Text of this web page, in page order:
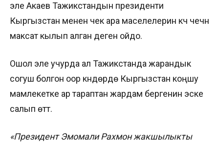
эле Акаев Тажикстандын президенти
Кыргызстан менен чек ара маселелерин күч чечүүнү
максат кылып алган деген ойдо.
Ошол эле учурда ал Тажикстанда жарандык
согуш болгон оор күндөрдө Кыргызстан коңшу
мамлекетке ар тараптан жардам бергенин эске
салып өттү.
«Президент Эмомали Рахмон жакшылыкты